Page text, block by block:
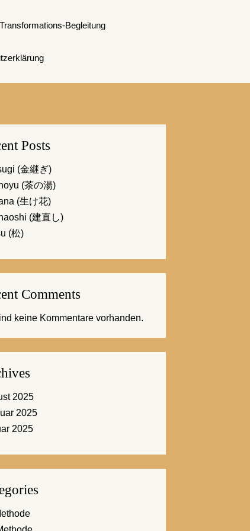
Transformations-Begleitung
Posts
(金継ぎ)
(茶の湯)
(生け花)
(建直し)
(松)
Comments
keine Kommentare vorhanden.
2025
2025
2025